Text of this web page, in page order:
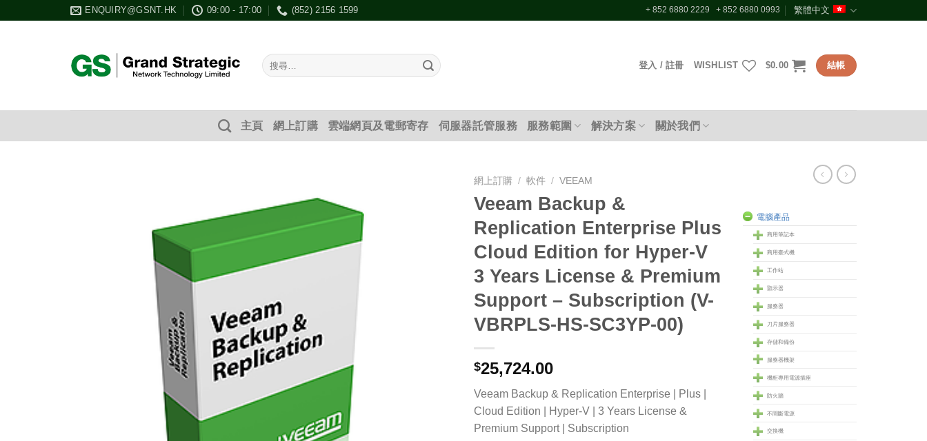
ENQUIRY@GSNT.HK 09:00 - 17:00 (852) 2156 1599 + 852 6880 2229 + 852 6880 0993 繁體中文
搜
尋：
登入 / 註冊 WISHLIST $0.00 結帳
主頁 網上訂購 雲端網頁及電郵寄存 伺服器託管服務 服務範圍 解決方案 關於我們
網上訂購 / 軟件 / VEEAM
Veeam Backup &
Replication Enterprise Plus
Cloud Edition for Hyper-V
3 Years License & Premium
Support – Subscription (V-
VBRPLS-HS-SC3YP-00)
$25,724.00
Veeam Backup & Replication Enterprise | Plus |
Cloud Edition | Hyper-V | 3 Years License &
Premium Support | Subscription
電腦產品
商用筆記本
商用臺式機
工作站
顥示器
服務器
刀片服務器
存儲和備份
服務器機架
機柜專用電源插座
防火牆
不間斷電源
交換機